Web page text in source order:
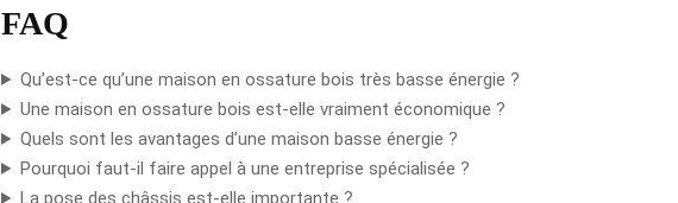
FAQ
Qu’est-ce qu’une maison en ossature bois très basse énergie ?
Une maison en ossature bois est-elle vraiment économique ?
Quels sont les avantages d’une maison basse énergie ?
Pourquoi faut-il faire appel à une entreprise spécialisée ?
La pose des châssis est-elle importante ?